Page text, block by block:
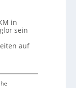
in
sein
auf